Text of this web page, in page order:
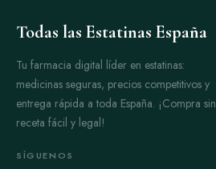
Todas las Estatinas España
Tu farmacia digital líder en estatinas:
medicinas seguras, precios competitivos y
entrega rápida a toda España. ¡Compra sin
receta fácil y legal!
SÍGUENOS